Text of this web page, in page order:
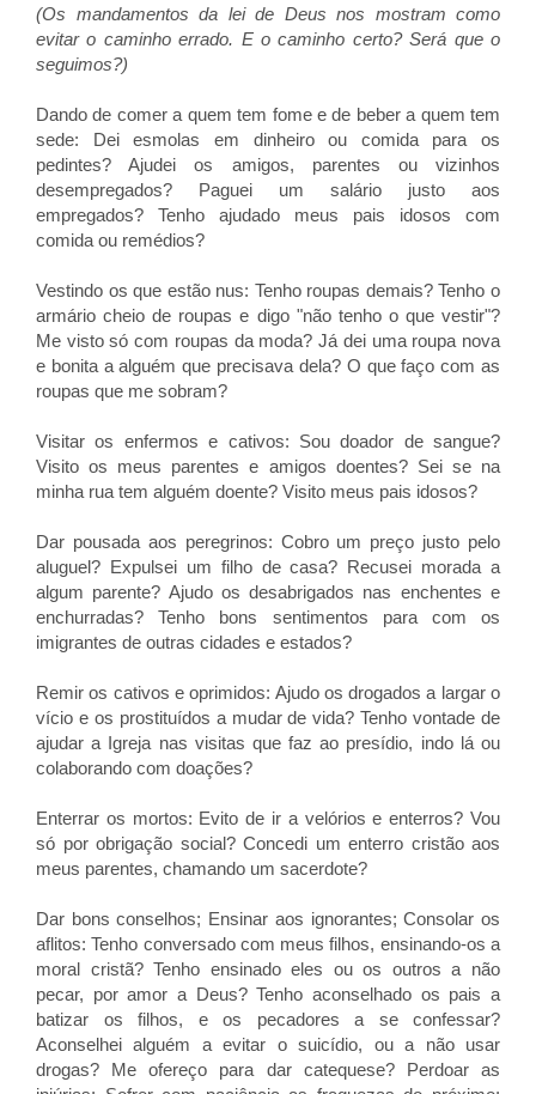
(Os mandamentos da lei de Deus nos mostram como
evitar o caminho errado. E o caminho certo? Será que o
seguimos?)
Dando de comer a quem tem fome e de beber a quem tem
sede: Dei esmolas em dinheiro ou comida para os
pedintes? Ajudei os amigos, parentes ou vizinhos
desempregados? Paguei um salário justo aos
empregados? Tenho ajudado meus pais idosos com
comida ou remédios?
Vestindo os que estão nus: Tenho roupas demais? Tenho o
armário cheio de roupas e digo "não tenho o que vestir"?
Me visto só com roupas da moda? Já dei uma roupa nova
e bonita a alguém que precisava dela? O que faço com as
roupas que me sobram?
Visitar os enfermos e cativos: Sou doador de sangue?
Visito os meus parentes e amigos doentes? Sei se na
minha rua tem alguém doente? Visito meus pais idosos?
Dar pousada aos peregrinos: Cobro um preço justo pelo
aluguel? Expulsei um filho de casa? Recusei morada a
algum parente? Ajudo os desabrigados nas enchentes e
enchurradas? Tenho bons sentimentos para com os
imigrantes de outras cidades e estados?
Remir os cativos e oprimidos: Ajudo os drogados a largar o
vício e os prostituídos a mudar de vida? Tenho vontade de
ajudar a Igreja nas visitas que faz ao presídio, indo lá ou
colaborando com doações?
Enterrar os mortos: Evito de ir a velórios e enterros? Vou
só por obrigação social? Concedi um enterro cristão aos
meus parentes, chamando um sacerdote?
Dar bons conselhos; Ensinar aos ignorantes; Consolar os
aflitos: Tenho conversado com meus filhos, ensinando-os a
moral cristã? Tenho ensinado eles ou os outros a não
pecar, por amor a Deus? Tenho aconselhado os pais a
batizar os filhos, e os pecadores a se confessar?
Aconselhei alguém a evitar o suicídio, ou a não usar
drogas? Me ofereço para dar catequese? Perdoar as